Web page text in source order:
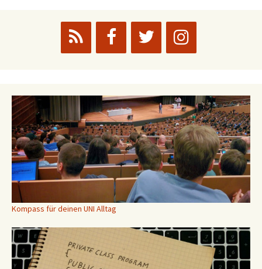
Kompass für deinen UNI Alltag